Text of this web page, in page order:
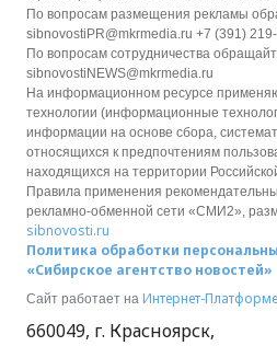
По вопросам размещения рекламы
sibnovostiPR@mkrmedia.ru +7 (391)
По вопросам сотрудничества
sibnovostiNEWS@mkrmedia.ru
На информационном ресурсе
технологии (информационные
информации на основе сбора,
относящихся к предпочтениям
находящихся на территории
Правила применения
рекламно-обменной сети «СМИ2»,
sibnovosti.ru
Политика обработки
«Сибирское агентство новостей»
Сайт работает на Интернет-
660049, г. Красноярск,